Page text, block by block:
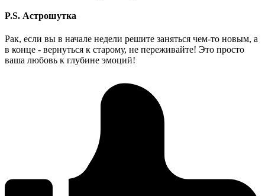
P.S. Астрошутка
Рак, если вы в начале недели решите заняться чем-то новым, а
в конце - вернуться к старому, не переживайте! Это просто
ваша любовь к глубине эмоций!